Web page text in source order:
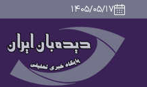
۱۴۰۵/۰۵/۱۷
قمصری در
ادعای